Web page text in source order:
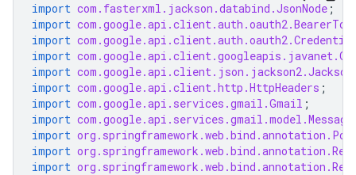
import com.fasterxml.jackson.databind.JsonNode ;
import
import
import
import
import com.google.api.client.http.HttpHeaders ;
import com.google.api.services.gmail.Gmail ;
import com.google.api.services.gmail.model.Message
import
import
import